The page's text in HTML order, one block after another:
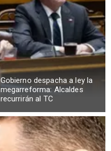
Gobierno despacha a ley la
megarreforma: Alcaldes
recurrirán al TC